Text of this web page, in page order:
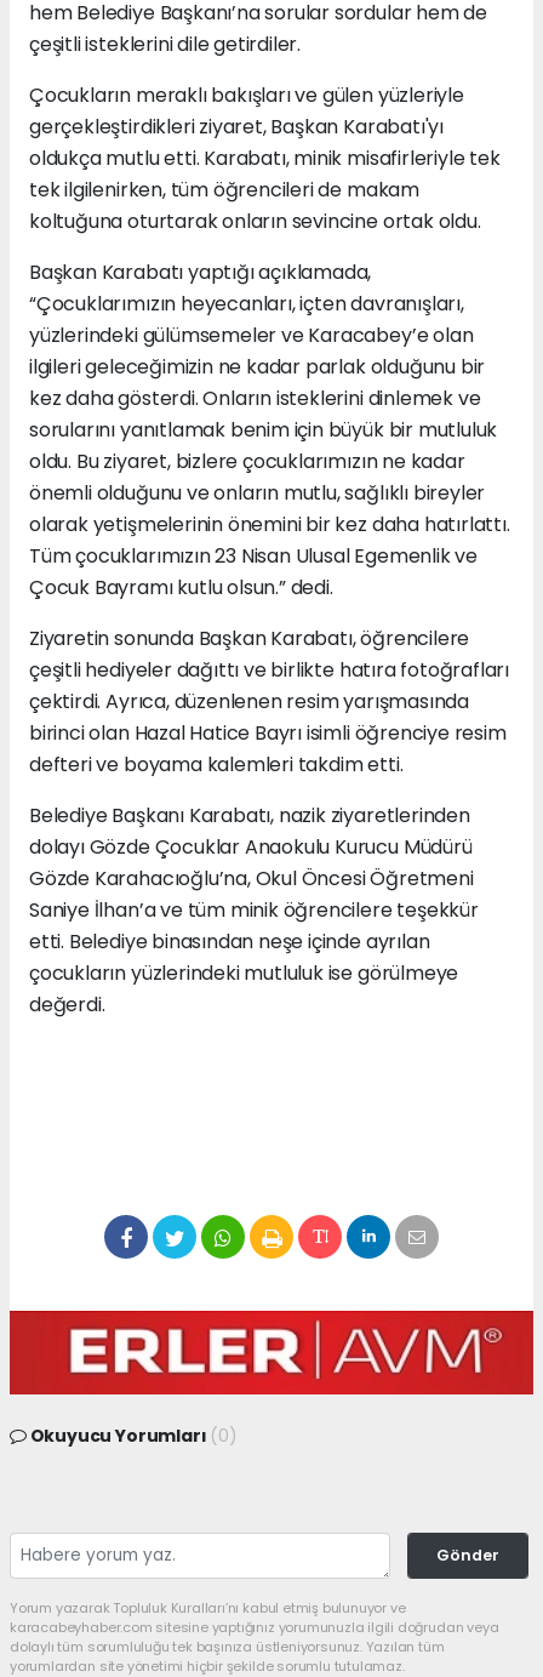
hem Belediye Başkanı’na sorular sordular hem de
çeşitli isteklerini dile getirdiler.
Çocukların meraklı bakışları ve gülen yüzleriyle
gerçekleştirdikleri ziyaret, Başkan Karabatı'yı
oldukça mutlu etti. Karabatı, minik misafirleriyle tek
tek ilgilenirken, tüm öğrencileri de makam
koltuğuna oturtarak onların sevincine ortak oldu.
Başkan Karabatı yaptığı açıklamada,
“Çocuklarımızın heyecanları, içten davranışları,
yüzlerindeki gülümsemeler ve Karacabey’e olan
ilgileri geleceğimizin ne kadar parlak olduğunu bir
kez daha gösterdi. Onların isteklerini dinlemek ve
sorularını yanıtlamak benim için büyük bir mutluluk
oldu. Bu ziyaret, bizlere çocuklarımızın ne kadar
önemli olduğunu ve onların mutlu, sağlıklı bireyler
olarak yetişmelerinin önemini bir kez daha hatırlattı.
Tüm çocuklarımızın 23 Nisan Ulusal Egemenlik ve
Çocuk Bayramı kutlu olsun.” dedi.
Ziyaretin sonunda Başkan Karabatı, öğrencilere
çeşitli hediyeler dağıttı ve birlikte hatıra fotoğrafları
çektirdi. Ayrıca, düzenlenen resim yarışmasında
birinci olan Hazal Hatice Bayrı isimli öğrenciye resim
defteri ve boyama kalemleri takdim etti.
Belediye Başkanı Karabatı, nazik ziyaretlerinden
dolayı Gözde Çocuklar Anaokulu Kurucu Müdürü
Gözde Karahacıoğlu’na, Okul Öncesi Öğretmeni
Saniye İlhan’a ve tüm minik öğrencilere teşekkür
etti. Belediye binasından neşe içinde ayrılan
çocukların yüzlerindeki mutluluk ise görülmeye
değerdi.
Okuyucu Yorumları (0)
Gönder
Yorum yazarak Topluluk Kuralları’nı kabul etmiş bulunuyor ve
karacabeyhaber.com sitesine yaptığınız yorumunuzla ilgili doğrudan veya
dolaylı tüm sorumluluğu tek başınıza üstleniyorsunuz. Yazılan tüm
yorumlardan site yönetimi hiçbir şekilde sorumlu tutulamaz.